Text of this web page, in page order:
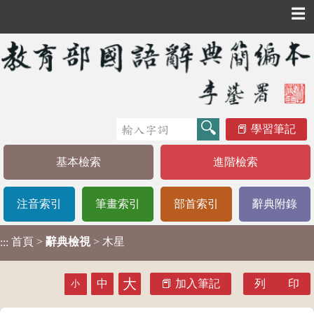
☰
學習筆記
基本檢索 進階檢索
注音索引 筆畫索引 部首索引 辭典附錄
::: 首頁 > 辭典檢視 > 木星
小 中 大 加入筆記 列 印